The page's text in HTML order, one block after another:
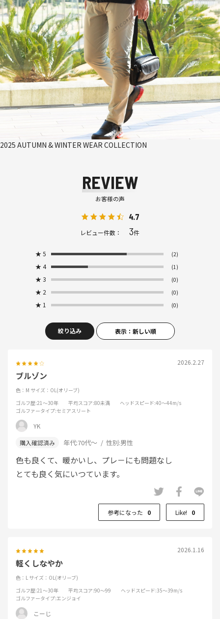
2025 AUTUMN & WINTER WEAR COLLECTION
REVIEW
お客様の声
4.7
レビュー件数： 3件
★ 5 (2)
★ 4 (1)
★ 3 (0)
★ 2 (0)
★ 1 (0)
絞り込み 表示：新しい順
2026.2.27
ブルゾン
色：M サイズ：OL(オリーブ)
ゴルフ歴:21～30年 平均スコア:80未満 ヘッドスピード:40～44m/s
ゴルファータイプ:セミアスリート
YK
年代:70代～ 性別:男性
色も良くて、暖かいし、プレ－にも問題なし
とても良く気にいつています。
参考になった 0 Like! 0
2026.1.16
軽くしなやか
色：L サイズ：OL(オリーブ)
ゴルフ歴:21～30年 平均スコア:90～99 ヘッドスピード:35～39m/s
ゴルファータイプ:エンジョイ
こーじ